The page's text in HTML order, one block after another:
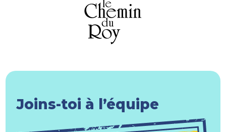
Joins-toi à l’équipe